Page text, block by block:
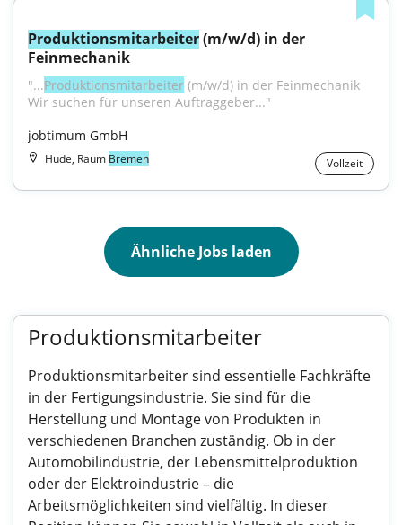
Produktionsmitarbeiter (m/w/d) in der
Feinmechanik
"...Produktionsmitarbeiter (m/w/d) in der Feinmechanik
Wir suchen für unseren Auftraggeber..."
jobtimum GmbH
Hude, Raum Bremen Vollzeit
Ähnliche Jobs laden
Produktionsmitarbeiter
Produktionsmitarbeiter sind essentielle Fachkräfte
in der Fertigungsindustrie. Sie sind für die
Herstellung und Montage von Produkten in
verschiedenen Branchen zuständig. Ob in der
Automobilindustrie, der Lebensmittelproduktion
oder der Elektroindustrie – die
Arbeitsmöglichkeiten sind vielfältig. In dieser